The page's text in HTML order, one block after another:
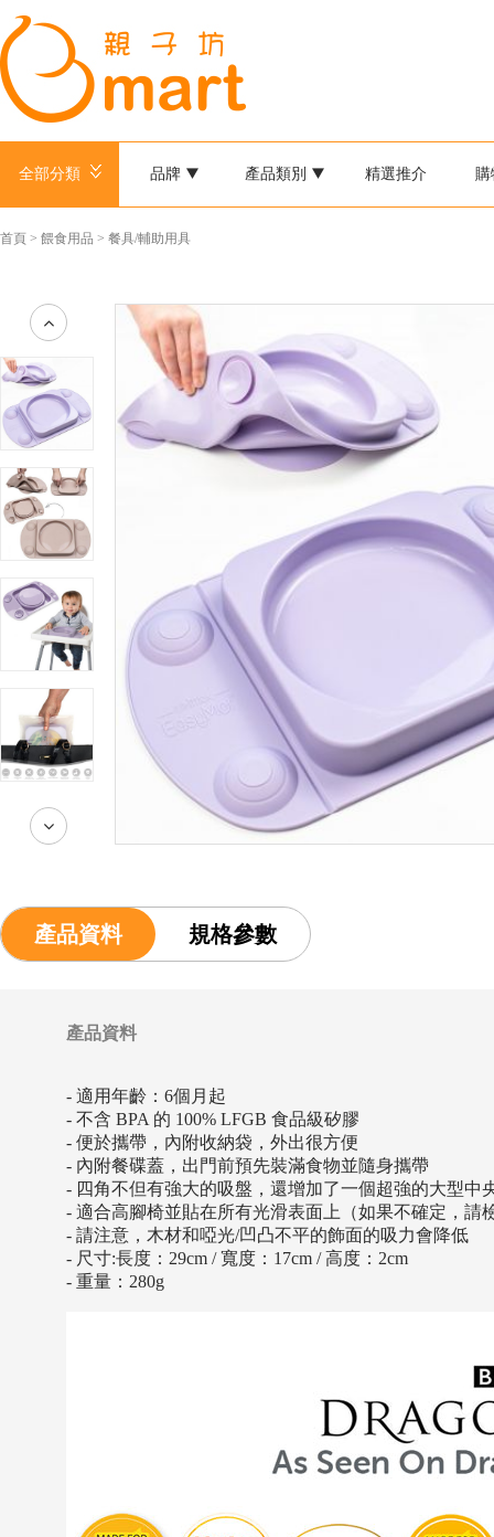
全部分類 品牌 產品類別 精選推介 購
首頁 > 餵食用品 > 餐具/輔助用具
產品資料 規格參數
產品資料
- 適用年齡：6個月起
- 不含 BPA 的 100% LFGB 食品級矽膠
- 便於攜帶，內附收納袋，外出很方便
- 內附餐碟蓋，出門前預先裝滿食物並隨身攜帶
- 四角不但有強大的吸盤，還增加了一個超強的大型中
- 適合高腳椅並貼在所有光滑表面上（如果不確定，請
- 請注意，木材和啞光/凹凸不平的飾面的吸力會降低
- 尺寸:長度：29cm / 寬度：17cm / 高度：2cm
- 重量：280g